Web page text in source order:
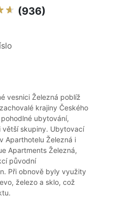
(936)
vesnici Železná poblíž
krajiny Českého
ubytování,
skupiny. Ubytovací
Aparthotelu Železná i
Apartments Železná,
původní
Při obnově byly využity
železo a sklo, což